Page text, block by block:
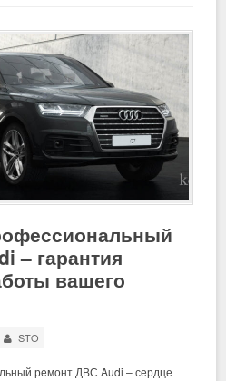
– гарантия
вашего
STO
ремонт ДВС Audi – сердце